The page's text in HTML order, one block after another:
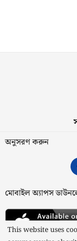
অনুসরণ করুন
মোবাইল অ্যাপস
This website uses